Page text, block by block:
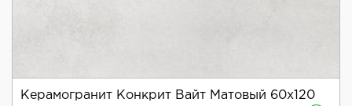
Керамогранит Конкрит Вайт Матовый 60x120